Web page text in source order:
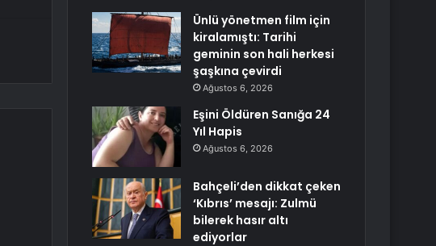
Ünlü yönetmen film için
kiralamıştı: Tarihi
geminin son hali herkesi
şaşkına çevirdi
Ağustos 6, 2026
Eşini Öldüren Sanığa 24
Yıl Hapis
Ağustos 6, 2026
Bahçeli’den dikkat çeken
‘Kıbrıs’ mesajı: Zulmü
bilerek hasır altı
ediyorlar